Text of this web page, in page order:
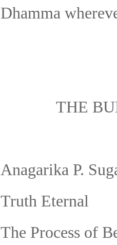
Dhamma
THE
Anagarika P.
Truth Eternal
The Process of